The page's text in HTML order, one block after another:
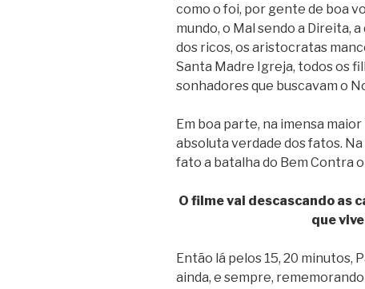
como o foi, por gente de boa
mundo, o Mal sendo a Direita,
dos ricos, os aristocratas
Santa Madre Igreja, todos os
sonhadores que buscavam o
Em boa parte, na imensa
absoluta verdade dos fatos.
fato a batalha do Bem Contra
O filme vai descascando as
que
Então lá pelos 15, 20 minutos,
ainda, e sempre,